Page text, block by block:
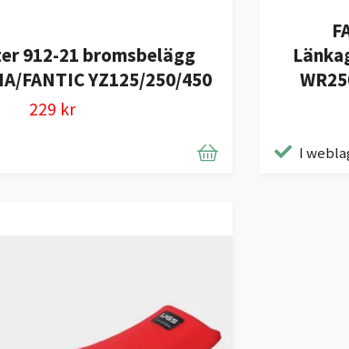
912-21 bromsbelägg
FANTIC YZ125/250/450
229 kr
I